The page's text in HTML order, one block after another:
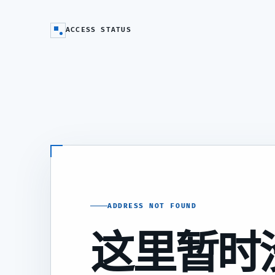
ACCESS STATUS
ADDRESS NOT FOUND
这里暂时